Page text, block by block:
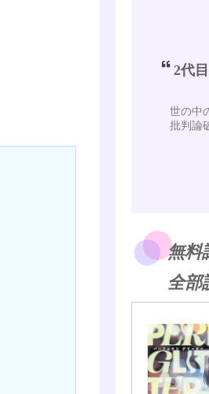
2代
世の中
批判論
無料
全部